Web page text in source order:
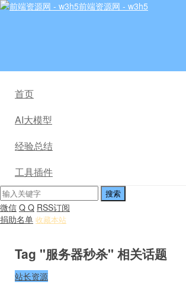
前端资源网 - w3h5
首页
AI大模型
经验总结
工具插件
微信 Q Q RSS订阅
捐助名单 收藏本站
Tag "服务器秒杀" 相关话题
站长资源